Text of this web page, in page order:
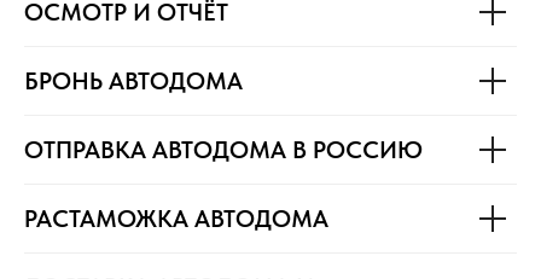
ОСМОТР И ОТЧЁТ
БРОНЬ АВТОДОМА
ОТПРАВКА АВТОДОМА В РОССИЮ
РАСТАМОЖКА АВТОДОМА